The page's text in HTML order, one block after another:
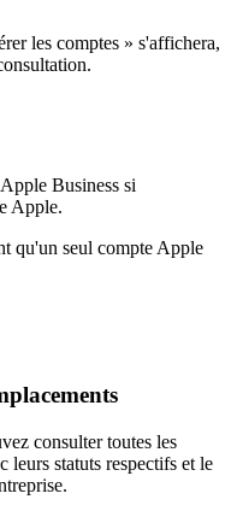
les comptes » s'affichera,
Business si
Apple.
qu'un seul compte Apple
consulter toutes les
leurs statuts respectifs et le